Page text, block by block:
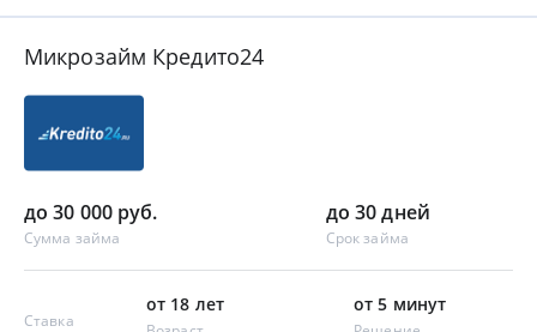
Микрозайм Кредито24
до 30 000 руб.
Сумма займа
до 30 дней
Срок займа
Ставка
от 18 лет от 5 минут